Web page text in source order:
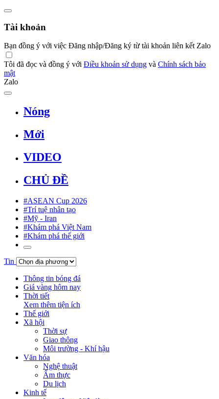
Tài khoản
Bạn đồng ý với việc Đăng nhập/Đăng ký từ tài khoản liên kết Zalo
Tôi đã đọc và đồng ý với Điều khoản sử dụng và Chính sách bảo
mật
Zalo
Nóng
Mới
VIDEO
CHỦ ĐỀ
#ASEAN Cup 2026
#Trí tuệ nhân tạo
#Mỹ - Iran
#Khám phá Việt Nam
#Khám phá thế giới
Tin
Thông tin bóng đá
Giá vàng hôm nay
Thời tiết
Xem thêm tiện ích
Thế giới
Xã hội
Thời sự
Giao thông
Môi trường - Khí hậu
Văn hóa
Nghệ thuật
Ẩm thực
Du lịch
Kinh tế